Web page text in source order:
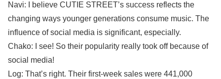
Navi: I believe CUTIE STREET’s success reflects the
changing ways younger generations consume music. The
influence of social media is significant, especially.
Chako: I see! So their popularity really took off because of
social media!
Log: That’s right. Their first-week sales were 441,000